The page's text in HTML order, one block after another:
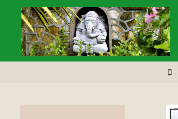
springen